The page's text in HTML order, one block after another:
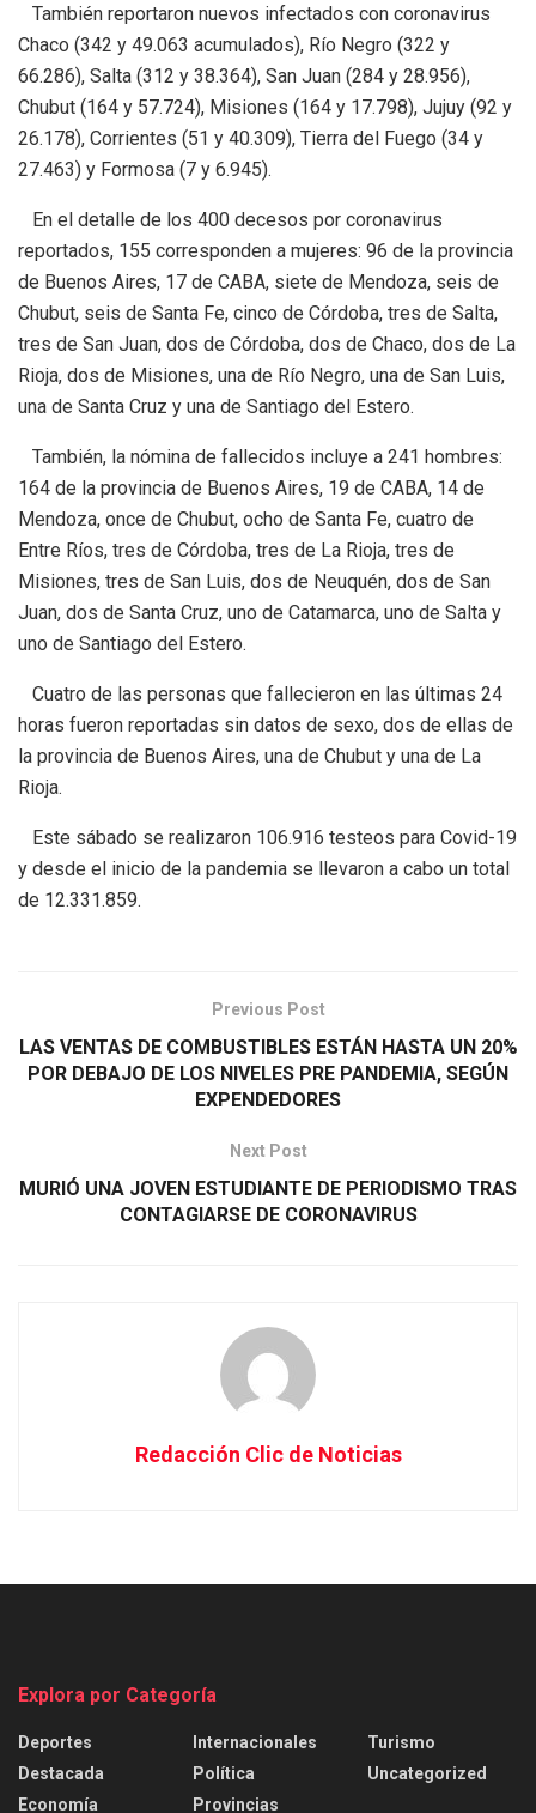
También reportaron nuevos infectados con coronavirus
Chaco (342 y 49.063 acumulados), Río Negro (322 y
66.286), Salta (312 y 38.364), San Juan (284 y 28.956),
Chubut (164 y 57.724), Misiones (164 y 17.798), Jujuy (92 y
26.178), Corrientes (51 y 40.309), Tierra del Fuego (34 y
27.463) y Formosa (7 y 6.945).
En el detalle de los 400 decesos por coronavirus
reportados, 155 corresponden a mujeres: 96 de la provincia
de Buenos Aires, 17 de CABA, siete de Mendoza, seis de
Chubut, seis de Santa Fe, cinco de Córdoba, tres de Salta,
tres de San Juan, dos de Córdoba, dos de Chaco, dos de La
Rioja, dos de Misiones, una de Río Negro, una de San Luis,
una de Santa Cruz y una de Santiago del Estero.
También, la nómina de fallecidos incluye a 241 hombres:
164 de la provincia de Buenos Aires, 19 de CABA, 14 de
Mendoza, once de Chubut, ocho de Santa Fe, cuatro de
Entre Ríos, tres de Córdoba, tres de La Rioja, tres de
Misiones, tres de San Luis, dos de Neuquén, dos de San
Juan, dos de Santa Cruz, uno de Catamarca, uno de Salta y
uno de Santiago del Estero.
Cuatro de las personas que fallecieron en las últimas 24
horas fueron reportadas sin datos de sexo, dos de ellas de
la provincia de Buenos Aires, una de Chubut y una de La
Rioja.
Este sábado se realizaron 106.916 testeos para Covid-19
y desde el inicio de la pandemia se llevaron a cabo un total
de 12.331.859.
Previous Post
LAS VENTAS DE COMBUSTIBLES ESTÁN HASTA UN 20%
POR DEBAJO DE LOS NIVELES PRE PANDEMIA, SEGÚN
EXPENDEDORES
Next Post
MURIÓ UNA JOVEN ESTUDIANTE DE PERIODISMO TRAS
CONTAGIARSE DE CORONAVIRUS
Redacción Clic de Noticias
Explora por Categoría
Deportes
Destacada
Economía
Internacionales
Política
Provincias
Turismo
Uncategorized